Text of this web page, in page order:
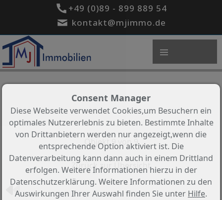
+49 (0)89 - 899 889 54
kontakt@mjimmo.de
Objekt 9 von 9
Zurück zur Übersicht
Consent Manager
Diese Webseite verwendet Cookies,um Besuchern ein
optimales Nutzererlebnis zu bieten. Bestimmte Inhalte
von Drittanbietern werden nur angezeigt,wenn die
entsprechende Option aktiviert ist. Die
Datenverarbeitung kann dann auch in einem Drittland
erfolgen. Weitere Informationen hierzu in der
Datenschutzerklärung. Weitere Informationen zu den
Auswirkungen Ihrer Auswahl finden Sie unter Hilfe.